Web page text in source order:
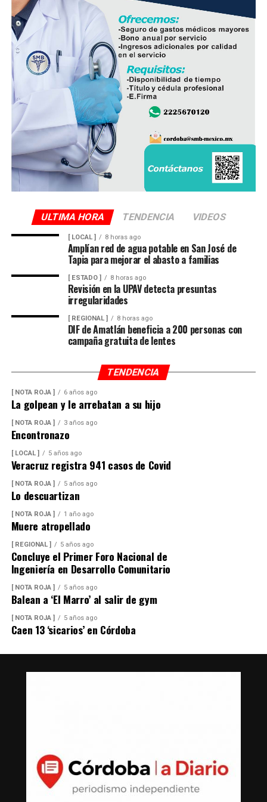
analice opciones que permitan rescatar el ingenio y
preservar una de las principales fuentes de empleo de la
región.
De acuerdo con las estimaciones de la UNPCA, el cierre
del Ingenio San Pedro representa un impacto
económico superior a los mil millones de pesos, cifra
que amenaza con afectar de manera directa la actividad
productiva y el sustento de miles de familias
veracruzanas ligadas al sector azucarero.
ULTIMA HORA TENDENCIA VIDEOS
[ LOCAL ] 8 horas ago
Amplían red de agua potable en San José de
Tapia para mejorar el abasto a familias
[ ESTADO ] 8 horas ago
Revisión en la UPAV detecta presuntas
irregularidades
[ REGIONAL ] 8 horas ago
DIF de Amatlán beneficia a 200 personas con
campaña gratuita de lentes
TENDENCIA
[ NOTA ROJA ] 6 años ago
La golpean y le arrebatan a su hijo
[ NOTA ROJA ] 3 años ago
Encontronazo
[ LOCAL ] 5 años ago
Veracruz registra 941 casos de Covid
[ NOTA ROJA ] 5 años ago
Lo descuartizan
[ NOTA ROJA ] 1 año ago
Muere atropellado
[ REGIONAL ] 5 años ago
Concluye el Primer Foro Nacional de
Ingeniería en Desarrollo Comunitario
[ NOTA ROJA ] 5 años ago
Balean a ‘El Marro’ al salir de gym
[ NOTA ROJA ] 5 años ago
Caen 13 ‘sicarios’ en Córdoba